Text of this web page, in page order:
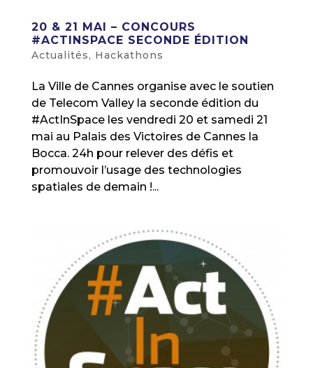
20 & 21 MAI – CONCOURS
#ACTINSPACE SECONDE ÉDITION
Actualités, Hackathons
La Ville de Cannes organise avec le soutien
de Telecom Valley la seconde édition du
#ActInSpace les vendredi 20 et samedi 21
mai au Palais des Victoires de Cannes la
Bocca. 24h pour relever des défis et
promouvoir l’usage des technologies
spatiales de demain !...